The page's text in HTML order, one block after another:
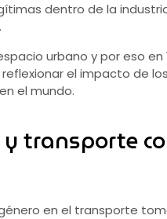
dentro de la
urbano y por eso en
el impacto de
el mundo.
transporte
en el transporte